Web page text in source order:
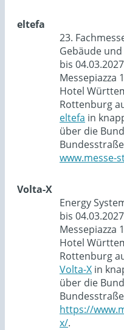
eltefa
23.
Gebäude
bis
Messepiazza
Hotel
Rottenburg
eltefa in
über die
www.messe-
Volta-X
Energy
bis
Messepiazza
Hotel
Rottenburg
Volta-X in
über die
https://
x/.